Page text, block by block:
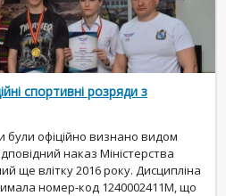
спортивні розряди з
були офіційно визнано видом
наказ Міністерства
ще влітку 2016 року. Дисципліна
номер-код 1240002411М, що